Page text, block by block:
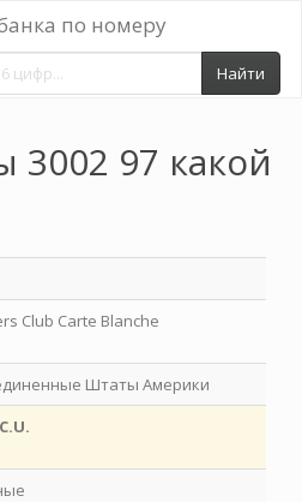
по номеру
Найти
3002 97 какой
Club Carte Blanche
Штаты Америки